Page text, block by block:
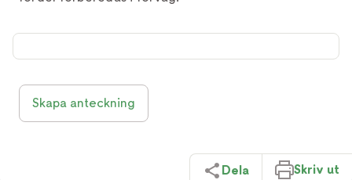
Skapa anteckning
Dela Skriv ut